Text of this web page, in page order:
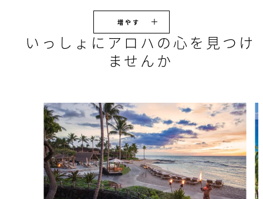
増やす
いっしょにアロハの心を見つけ
ませんか